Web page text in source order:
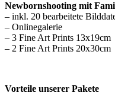
Newbornshooting mit
– inkl. 20 bearbeitete
– Onlinegalerie
– 3 Fine Art Prints 13x19cm
– 2 Fine Art Prints 20x30cm
Vorteile unserer Pakete